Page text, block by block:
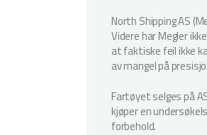
North Shipping AS
Videre har Megler
at faktiske feil ikke
av mangel på
Fartøyet selges på
kjøper en
forbehold.